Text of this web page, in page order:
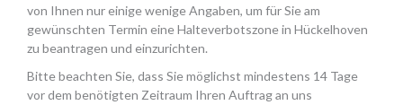
von Ihnen nur einige wenige Angaben, um für Sie am
gewünschten Termin eine Halteverbotszone in Hückelhoven
zu beantragen und einzurichten.
Bitte beachten Sie, dass Sie möglichst mindestens 14 Tage
vor dem benötigten Zeitraum Ihren Auftrag an uns